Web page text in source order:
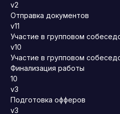
v2
Отправка документов
v11
Участие в групповом
v10
Участие в групповом
Финализация работы
10
v3
Подготовка офферов
v3